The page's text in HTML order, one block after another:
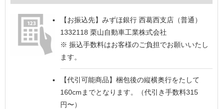
【お振込先】 みずほ銀行 西葛西支店（普通）
1332118 栗山自動車工業株式会社
※ 振込手数料はお客様のご負担でお願いいたし
ます。
【代引可能商品】 梱包後の縦横奥行をたして
160cmまでとなります。（代引き手数料315
円〜）